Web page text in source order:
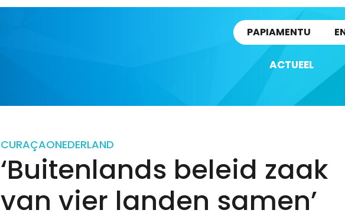
PAPIAMENTU
ACTUEEL
CURAÇAONEDERLAND
‘Buitenlands beleid zaak
van vier landen samen’